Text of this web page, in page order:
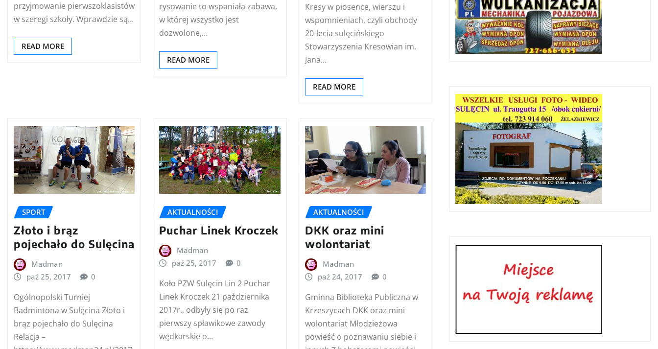
przyjmowanie pierwszoklasistów
w szeregi szkoły. Wprawdzie są…
READ MORE
rysowanie to wspaniała zabawa,
w której wszystko jest
dozwolone,…
READ MORE
Kresy w piosence, wierszu i
wspomnieniach, czyli obchody
20-lecia sulęcińskiego
Stowarzyszenia Kresowian im.
Jana…
READ MORE
SPORT
Złoto i brąz
pojechało do Sulęcina
Madman
paź 25, 2017
0
Ogólnopolski Turniej
Badmintona w Sulęcina Złoto i
brąz pojechało do Sulęcina
Relacja –
AKTUALNOŚCI
Puchar Linek Kroczek
Madman
paź 25, 2017
0
Koło PZW Sulęcin Lin 2 Puchar
Linek Kroczek 21 października
2017r., odbyły się po raz
pierwszy spławikowe zawody
wędkarskie o…
AKTUALNOŚCI
DKK oraz mini
wolontariat
Madman
paź 24, 2017
0
Gminna Biblioteka Publiczna w
Krzeszycach DKK oraz mini
wolontariat Młodzieżowa
powieść o poznawaniu siebie i